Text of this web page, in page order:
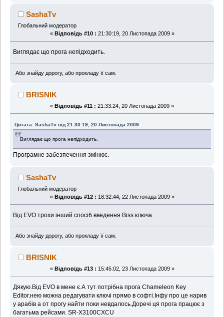
SashaTv
Глобальний модератор
« Відповідь #10 : 21:30:19, 20 Листопада 2009 »
Виглядає що прога непідходить.
Або знайду дорогу, або прокладу її сам.
BRISNIK
« Відповідь #11 : 21:33:24, 20 Листопада 2009 »
Цитата: SashaTv від 21:30:19, 20 Листопада 2009
Виглядає що прога непідходить.
Програмне забезпечення змінює.
SashaTv
Глобальний модератор
« Відповідь #12 : 18:32:44, 22 Листопада 2009 »
Від EVO трохи інший спосіб введення Biss ключа :
Або знайду дорогу, або прокладу її сам.
BRISNIK
« Відповідь #13 : 15:45:02, 23 Листопада 2009 »
Дякую.Від EVO в мене є.А тут потрібна прога Chameleon Key
Editor.нею можна редагувати ключі прямо в софті.Інфу про це нарив
у арабів а от прогу найти поки невдалось.Доречі ця прога працює з
багатьма рейсами. SR-X3100CXCU